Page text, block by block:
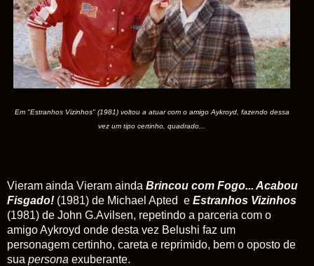
Em "Estranhos Vizinhos" (1981) voltou a atuar com o amigo Aykroyd, fazendo dessa
vez um tipo certinho, quadrado...
Vieram ainda Vieram ainda Brincou com Fogo... Acabou
Fisgado! (1981) de Michael Apted e Estranhos Vizinhos
(1981) de John G.Avilsen, repetindo a parceria com o
amigo Aykroyd onde desta vez Belushi faz um
personagem certinho, careta e reprimido, bem o oposto de
sua persona exuberante.